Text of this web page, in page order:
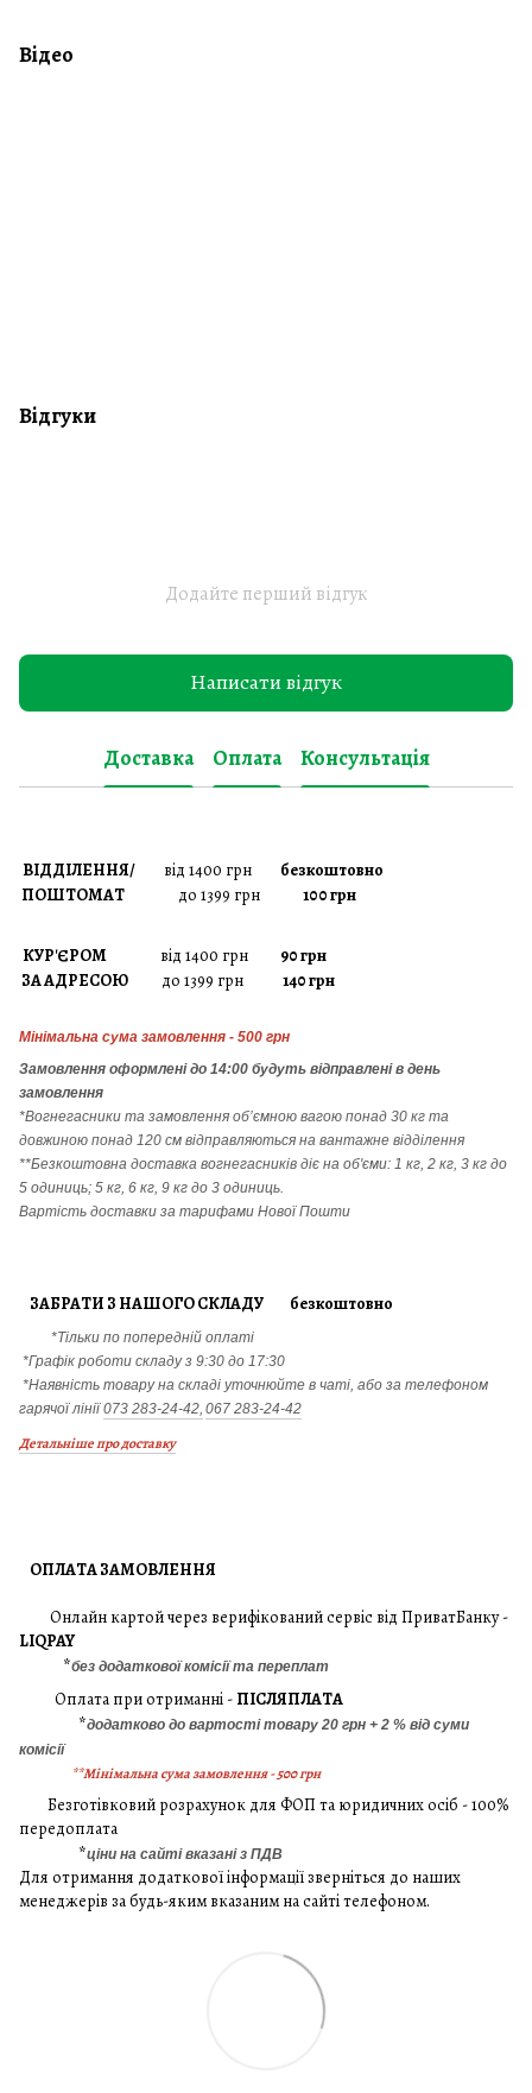
Відео
Відгуки
Додайте перший відгук
Написати відгук
Доставка Оплата Консультація
ВІДДІЛЕННЯ/ від 1400 грн безкоштовно
ПОШТОМАТ до 1399 грн 100 грн
КУР'ЄРОМ від 1400 грн 90 грн
ЗА АДРЕСОЮ до 1399 грн 140 грн
Мінімальна сума замовлення - 500 грн
Замовлення оформлені до 14:00 будуть відправлені в день
замовлення
*Вогнегасники та замовлення об’ємною вагою понад 30 кг та
довжиною понад 120 см відправляються на вантажне відділення
**Безкоштовна доставка вогнегасників діє на об'єми: 1 кг, 2 кг, 3 кг до
5 одиниць; 5 кг, 6 кг, 9 кг до 3 одиниць.
Вартість доставки за тарифами Нової Пошти
ЗАБРАТИ З НАШОГО СКЛАДУ безкоштовно
*Тільки по попередній оплаті
*Графік роботи складу з 9:30 до 17:30
*Наявність товару на складі уточнюйте в чаті, або за телефоном
гарячої лінії073 283-24-42, 067 283-24-42
Детальніше про доставку
ОПЛАТА ЗАМОВЛЕННЯ
Онлайн картой через верифікований сервіс від ПриватБанку -
LIQPAY
*без додаткової комісії та переплат
Оплата при отриманні - ПІСЛЯПЛАТА
*додатково до вартості товару 20 грн + 2 % від суми
комісії
**Мінімальна сума замовлення - 500 грн
Безготівковий розрахунок для ФОП та юридичних осіб - 100%
передоплата
*ціни на сайті вказані з ПДВ
Для отримання додаткової інформації зверніться до наших
менеджерів за будь-яким вказаним на сайті телефоном.